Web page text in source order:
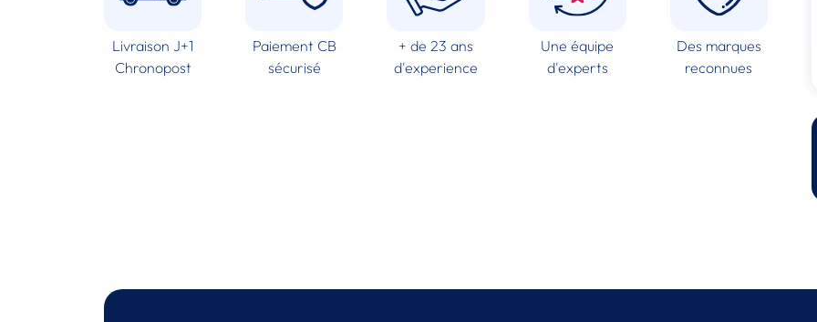
Livraison J+1
Chronopost
Paiement CB
sécurisé
+ de 23 ans
d'experience
Une équipe
d'experts
Des marques
reconnues